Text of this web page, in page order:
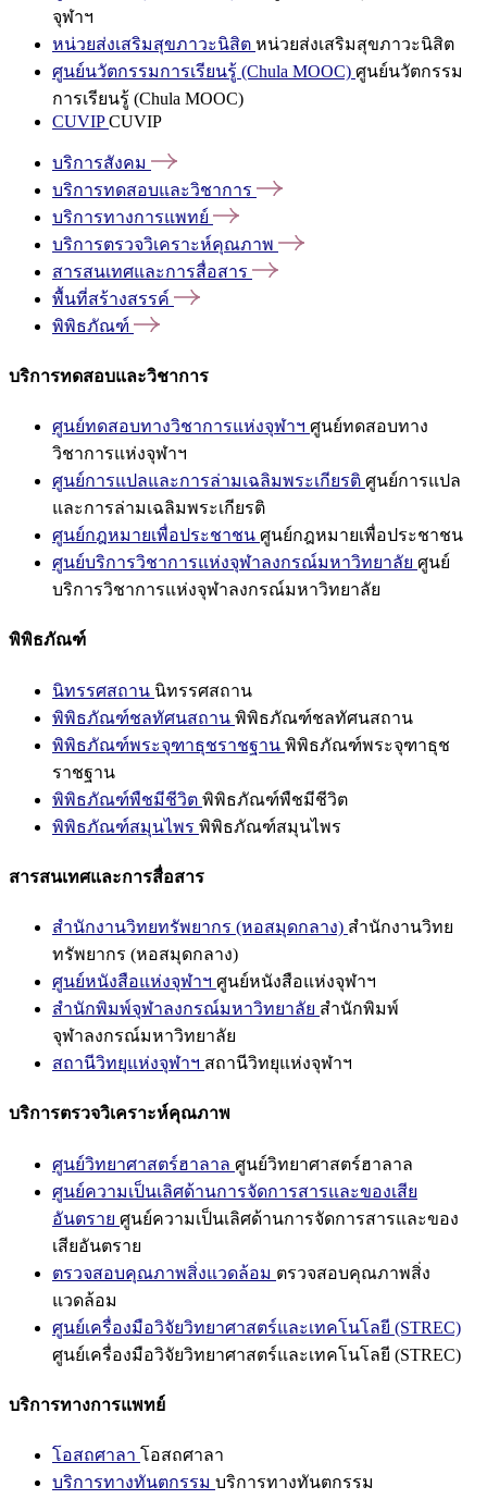
จุฬาฯ
หน่วยส่งเสริมสุขภาวะนิสิต หน่วยส่งเสริมสุขภาวะนิสิต
ศูนย์นวัตกรรมการเรียนรู้ (Chula MOOC) ศูนย์นวัตกรรม
การเรียนรู้ (Chula MOOC)
CUVIPCUVIP
บริการสังคม
บริการทดสอบและวิชาการ
บริการทางการแพทย์
บริการตรวจวิเคราะห์คุณภาพ
สารสนเทศและการสื่อสาร
พื้นที่สร้างสรรค์
พิพิธภัณฑ์
บริการทดสอบและวิชาการ
ศูนย์ทดสอบทางวิชาการแห่งจุฬาฯ ศูนย์ทดสอบทาง
วิชาการแห่งจุฬาฯ
ศูนย์การแปลและการล่ามเฉลิมพระเกียรติ ศูนย์การแปล
และการล่ามเฉลิมพระเกียรติ
ศูนย์กฎหมายเพื่อประชาชน ศูนย์กฎหมายเพื่อประชาชน
ศูนย์บริการวิชาการแห่งจุฬาลงกรณ์มหาวิทยาลัย ศูนย์
บริการวิชาการแห่งจุฬาลงกรณ์มหาวิทยาลัย
พิพิธภัณฑ์
นิทรรศสถาน นิทรรศสถาน
พิพิธภัณฑ์ชลทัศนสถาน พิพิธภัณฑ์ชลทัศนสถาน
พิพิธภัณฑ์พระจุฑาธุชราชฐาน พิพิธภัณฑ์พระจุฑาธุช
ราชฐาน
พิพิธภัณฑ์พืชมีชีวิต พิพิธภัณฑ์พืชมีชีวิต
พิพิธภัณฑ์สมุนไพร พิพิธภัณฑ์สมุนไพร
สารสนเทศและการสื่อสาร
สำนักงานวิทยทรัพยากร (หอสมุดกลาง) สำนักงานวิทย
ทรัพยากร (หอสมุดกลาง)
ศูนย์หนังสือแห่งจุฬาฯ ศูนย์หนังสือแห่งจุฬาฯ
สำนักพิมพ์จุฬาลงกรณ์มหาวิทยาลัย สำนักพิมพ์
จุฬาลงกรณ์มหาวิทยาลัย
สถานีวิทยุแห่งจุฬาฯ สถานีวิทยุแห่งจุฬาฯ
บริการตรวจวิเคราะห์คุณภาพ
ศูนย์วิทยาศาสตร์ฮาลาล ศูนย์วิทยาศาสตร์ฮาลาล
ศูนย์ความเป็นเลิศด้านการจัดการสารและของเสีย
อันตราย ศูนย์ความเป็นเลิศด้านการจัดการสารและของ
เสียอันตราย
ตรวจสอบคุณภาพสิ่งแวดล้อม ตรวจสอบคุณภาพสิ่ง
แวดล้อม
ศูนย์เครื่องมือวิจัยวิทยาศาสตร์และเทคโนโลยี (STREC)
ศูนย์เครื่องมือวิจัยวิทยาศาสตร์และเทคโนโลยี (STREC)
บริการทางการแพทย์
โอสถศาลา โอสถศาลา
บริการทางทันตกรรม บริการทางทันตกรรม